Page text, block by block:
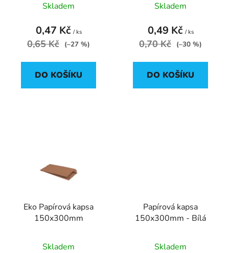
Skladem
0,47 Kč / ks
0,65 Kč (–27 %)
DO KOŠÍKU
Skladem
0,49 Kč / ks
0,70 Kč (–30 %)
DO KOŠÍKU
Eko Papírová kapsa
150x300mm
Skladem
Papírová kapsa
150x300mm - Bílá
Skladem